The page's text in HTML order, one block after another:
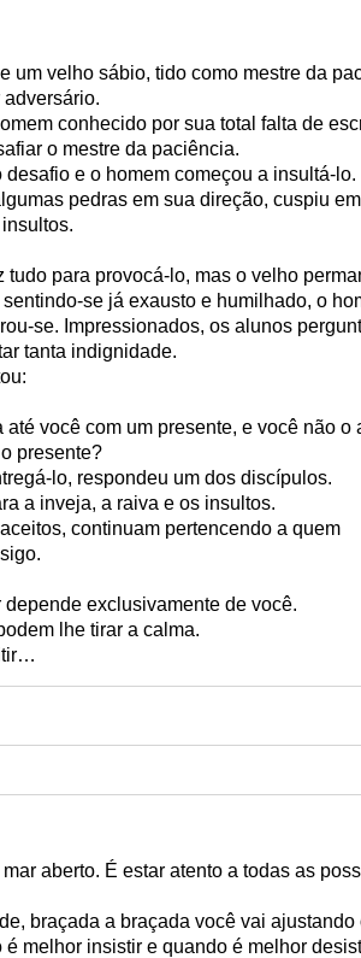
um velho sábio, tido como mestre da
conhecido por sua total falta de
o mestre da paciência.
desafio e o homem começou a insultá-lo.
pedras em sua direção, cuspiu
tudo para provocá-lo, mas o velho
se já exausto e humilhado, o
se. Impressionados, os alunos
tanta indignidade.
até você com um presente, e você não o
presente?
lo, respondeu um dos discípulos.
a inveja, a raiva e os insultos.
continuam pertencendo a quem
depende exclusivamente de você.
lhe tirar a calma.
aberto. É estar atento a todas as
braçada a braçada você vai ajustando
melhor insistir e quando é melhor